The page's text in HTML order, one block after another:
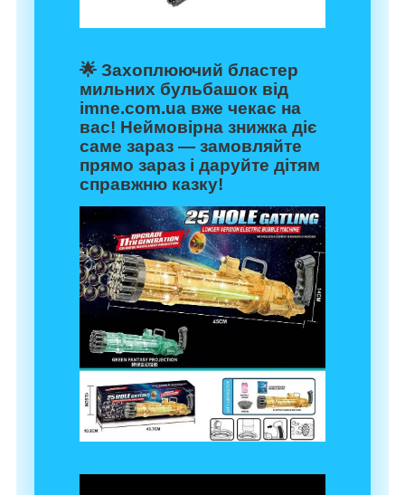
🌟 Захоплюючий бластер
мильних бульбашок від
imne.com.ua вже чекає на
вас! Неймовірна знижка діє
саме зараз — замовляйте
прямо зараз і даруйте дітям
справжню казку!